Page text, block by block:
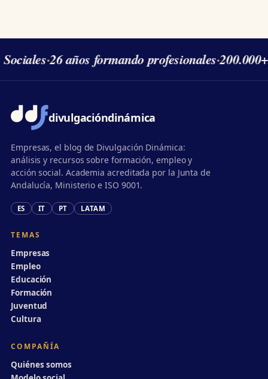
·26 años formando profesionales·
divulgacióndinámica
Empresas, el blog de Divulgación Dinámica:
análisis y recursos sobre formación, empleo y
acción social. Academia acreditada por la Junta de
Andalucía, Ministerio e ISO 9001.
ES IT PT LATAM
TEMAS
Empresas
Empleo
Educación
Formación
Juventud
Cultura
COMPAÑÍA
Quiénes somos